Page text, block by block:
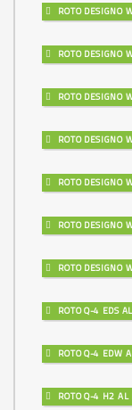
ROTO DESIGNO
ROTO DESIGNO
ROTO DESIGNO
ROTO DESIGNO
ROTO DESIGNO
ROTO DESIGNO
ROTO DESIGNO
ROTO Q-4 EDS
ROTO Q-4 EDW
ROTO Q-4 H2